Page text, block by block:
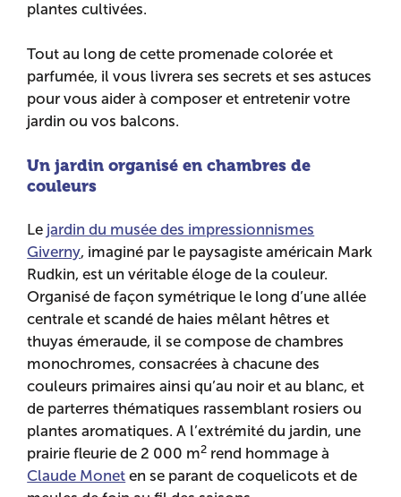
plantes cultivées.
Tout au long de cette promenade colorée et
parfumée, il vous livrera ses secrets et ses astuces
pour vous aider à composer et entretenir votre
jardin ou vos balcons.
Un jardin organisé en chambres de
couleurs
Le jardin du musée des impressionnismes
Giverny, imaginé par le paysagiste américain Mark
Rudkin, est un véritable éloge de la couleur.
Organisé de façon symétrique le long d’une allée
centrale et scandé de haies mêlant hêtres et
thuyas émeraude, il se compose de chambres
monochromes, consacrées à chacune des
couleurs primaires ainsi qu’au noir et au blanc, et
de parterres thématiques rassemblant rosiers ou
plantes aromatiques. A l’extrémité du jardin, une
prairie fleurie de 2 000 m2 rend hommage à
Claude Monet en se parant de coquelicots et de